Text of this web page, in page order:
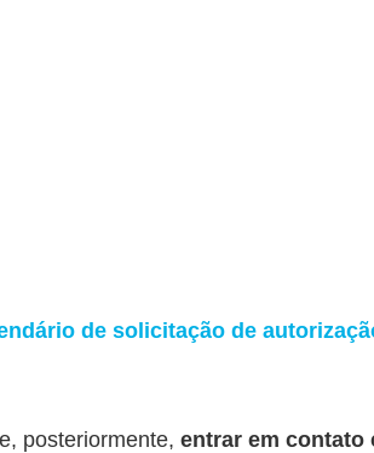
de solicitação de
e, posteriormente, entrar em contato